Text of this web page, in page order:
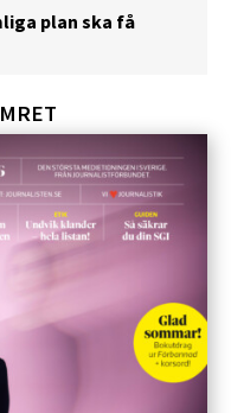
plan ska få